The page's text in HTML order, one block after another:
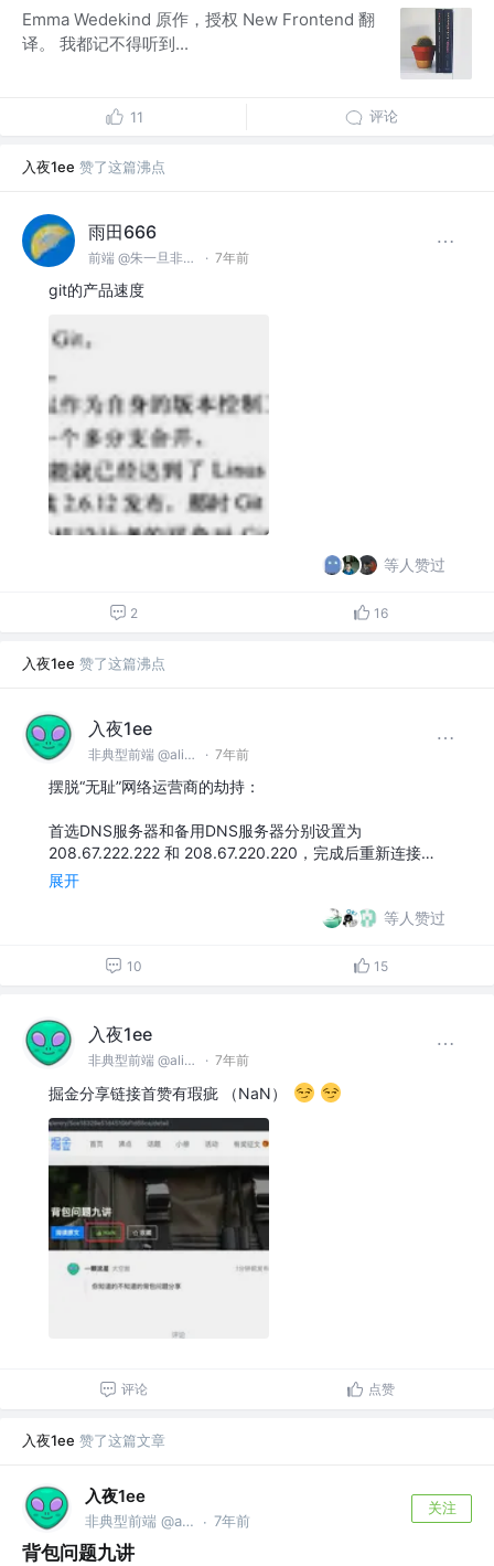
Emma Wedekind 原作，授权 New Frontend 翻
译。 我都记不得听到...
11 评论
入夜1ee 赞了这篇沸点
雨田666
前端 @朱一旦非洲总代理 · 7年前
git的产品速度
等人赞过
2 16
入夜1ee 赞了这篇沸点
入夜1ee
非典型前端 @alibaba · 7年前
摆脱“无耻”网络运营商的劫持：
首选DNS服务器和备用DNS服务器分别设置为
208.67.222.222 和 208.67.220.220，完成后重新连接…
展开
等人赞过
10 15
入夜1ee
非典型前端 @alibaba · 7年前
掘金分享链接首赞有瑕疵 （NaN）
评论 点赞
入夜1ee 赞了这篇文章
入夜1ee
非典型前端 @alibaba · 7年前
关注
背包问题九讲